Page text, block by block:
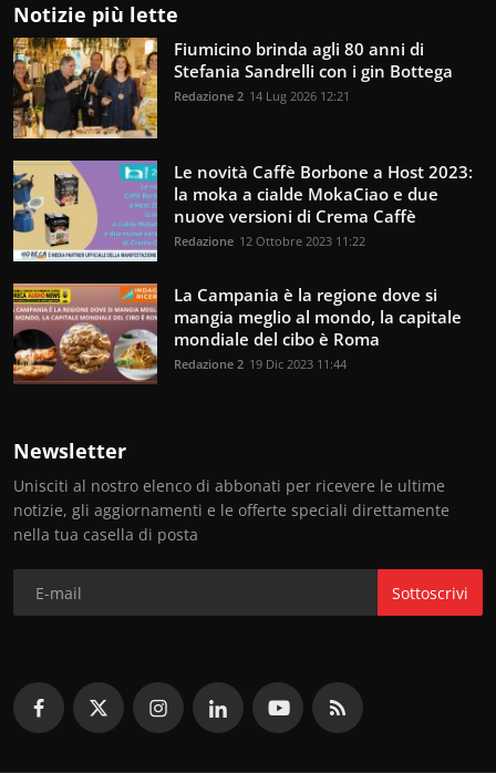
Notizie più lette
Fiumicino brinda agli 80 anni di
Stefania Sandrelli con i gin Bottega
Redazione 2 14 Lug 2026 12:21
Le novità Caffè Borbone a Host 2023:
la moka a cialde MokaCiao e due
nuove versioni di Crema Caffè
Redazione 12 Ottobre 2023 11:22
La Campania è la regione dove si
mangia meglio al mondo, la capitale
mondiale del cibo è Roma
Redazione 2 19 Dic 2023 11:44
Newsletter
Unisciti al nostro elenco di abbonati per ricevere le ultime
notizie, gli aggiornamenti e le offerte speciali direttamente
nella tua casella di posta
Sottoscrivi